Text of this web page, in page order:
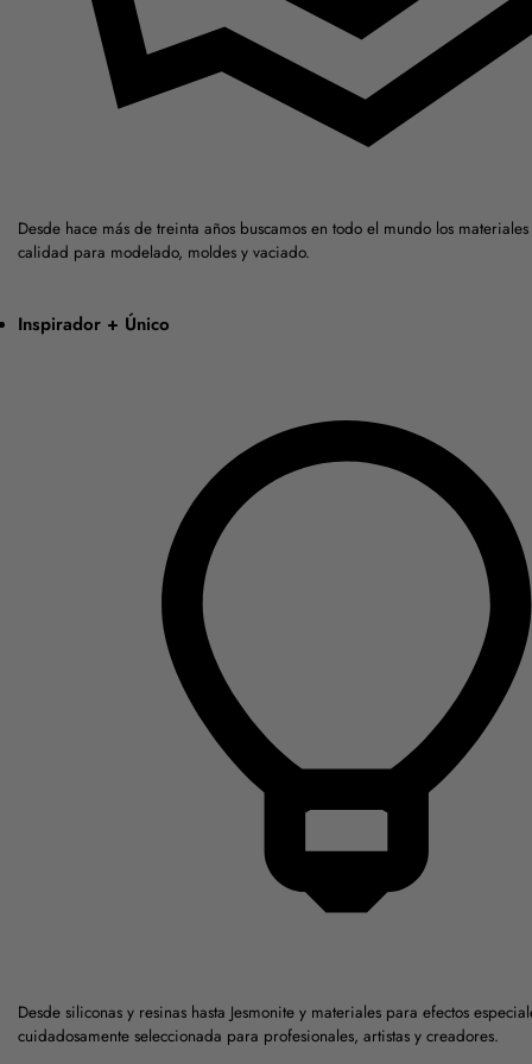
Desde hace más de treinta años buscamos en todo el mundo los
calidad para modelado, moldes y vaciado.
Inspirador + Único
Desde siliconas y resinas hasta Jesmonite y materiales para efectos
cuidadosamente seleccionada para profesionales, artistas y creadores.